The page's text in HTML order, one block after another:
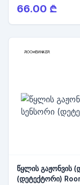
66.00 ₾
წყლის გაჟონვის
(დეტექტორი)